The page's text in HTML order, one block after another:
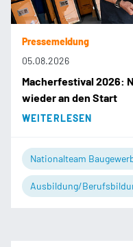
Pressemeldung
05.08.2026
Macherfestival 2026:
wieder an den Start
WEITERLESEN
Nationalteam
Ausbildung/